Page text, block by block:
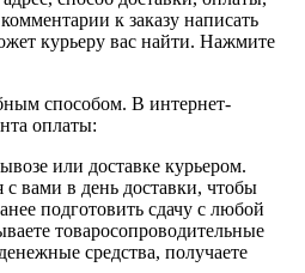
к заказу написать
курьеру вас найти. Нажмите
способом. В интернет-
оплаты:
или доставке курьером.
с вами в день доставки, чтобы
подготовить сдачу с любой
товаросопроводительные
средства, получаете